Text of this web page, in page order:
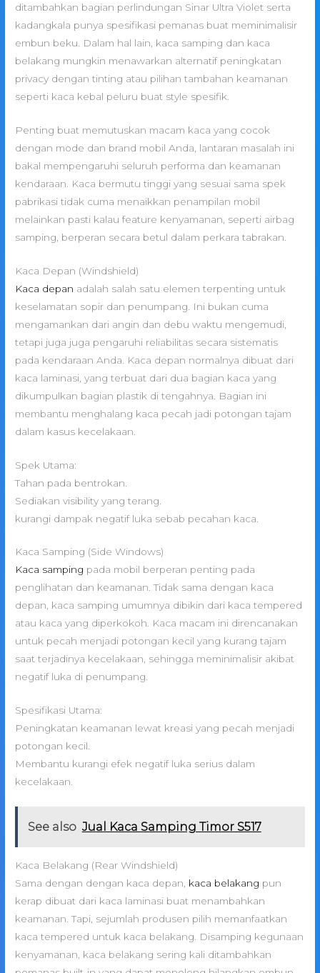
ditambahkan bagian perlindungan Sinar Ultra Violet serta
kadangkala punya spesifikasi pemanas buat meminimalisir
embun beku. Dalam hal lain, kaca samping dan kaca
belakang mungkin menawarkan alternatif peningkatan
privacy dengan tinting atau pilihan tambahan keamanan
seperti kaca kebal peluru buat style spesifik.
Penting buat memutuskan macam kaca yang cocok
dengan mode dan brand mobil Anda, lantaran masalah ini
bakal mempengaruhi seluruh performa dan keamanan
kendaraan. Kaca bermutu tinggi yang sesuai sama spek
pabrikasi tidak cuma menaikkan penampilan mobil
melainkan pasti kalau feature kenyamanan, seperti airbag
samping, berperan secara betul dalam perkara tabrakan.
Kaca Depan (Windshield)
Kaca depan adalah salah satu elemen terpenting untuk
keselamatan sopir dan penumpang. Ini bukan cuma
mengamankan dari angin dan debu waktu mengemudi,
tetapi juga juga pengaruhi reliabilitas secara sistematis
pada kendaraan Anda. Kaca depan normalnya dibuat dari
kaca laminasi, yang terbuat dari dua bagian kaca yang
dikumpulkan bagian plastik di tengahnya. Bagian ini
membantu menghalang kaca pecah jadi potongan tajam
dalam kasus kecelakaan.
Spek Utama:
Tahan pada bentrokan.
Sediakan visibility yang terang.
kurangi dampak negatif luka sebab pecahan kaca.
Kaca Samping (Side Windows)
Kaca samping pada mobil berperan penting pada
penglihatan dan keamanan. Tidak sama dengan kaca
depan, kaca samping umumnya dibikin dari kaca tempered
atau kaca yang diperkokoh. Kaca macam ini direncanakan
untuk pecah menjadi potongan kecil yang kurang tajam
saat terjadinya kecelakaan, sehingga meminimalisir akibat
negatif luka di penumpang.
Spesifikasi Utama:
Peningkatan keamanan lewat kreasi yang pecah menjadi
potongan kecil.
Membantu kurangi efek negatif luka serius dalam
kecelakaan.
See also Jual Kaca Samping Timor S517
Kaca Belakang (Rear Windshield)
Sama dengan dengan kaca depan, kaca belakang pun
kerap dibuat dari kaca laminasi buat menambahkan
keamanan. Tapi, sejumlah produsen pilih memanfaatkan
kaca tempered untuk kaca belakang. Disamping kegunaan
kenyamanan, kaca belakang sering kali ditambahkan